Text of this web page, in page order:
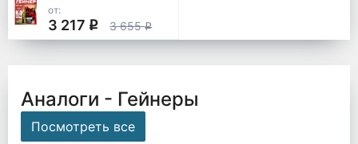
от:
3 217 q 3 655q
Аналоги - Гейнеры
Посмотреть все